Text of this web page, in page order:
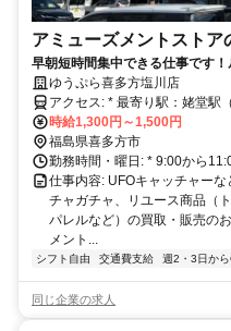
アミューズメントストア
早朝短時間集中できる仕事です
すぐに覚えられます！
ゆうぷら喜多方塩川店
アクセス: * 最寄り駅：姥堂駅（車で約4分） * 最寄りIC：会津若松
IC（車で約15分）
時給1,300円～1,500円
福島県喜多方市
勤務時間・曜日: * 9:00から
仕事内容: UFOキャッチャー
チャガチャ、リユース商品（
パレルなど）の買取・販売の
メント...
シフト自由 交通費支給 週2・3日か
同じ企業の求人